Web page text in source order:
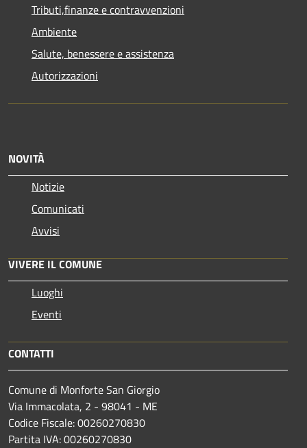
Tributi,finanze e contravvenzioni
Ambiente
Salute, benessere e assistenza
Autorizzazioni
NOVITÀ
Notizie
Comunicati
Avvisi
VIVERE IL COMUNE
Luoghi
Eventi
CONTATTI
Comune di Monforte San Giorgio
Via Immacolata, 2 - 98041 - ME
Codice Fiscale: 00260270830
Partita IVA: 00260270830